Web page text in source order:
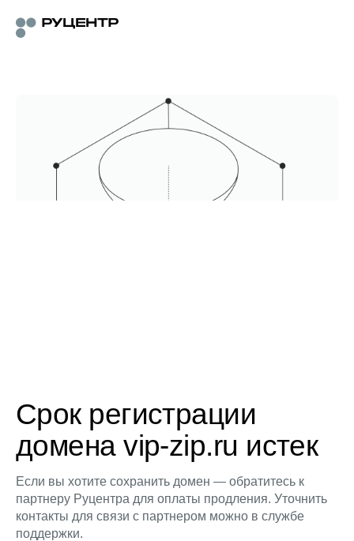
Срок регистрации
домена vip-zip.ru истек
Если вы хотите сохранить домен — обратитесь к
партнеру Руцентра для оплаты продления. Уточнить
контакты для связи с партнером можно в службе
поддержки.